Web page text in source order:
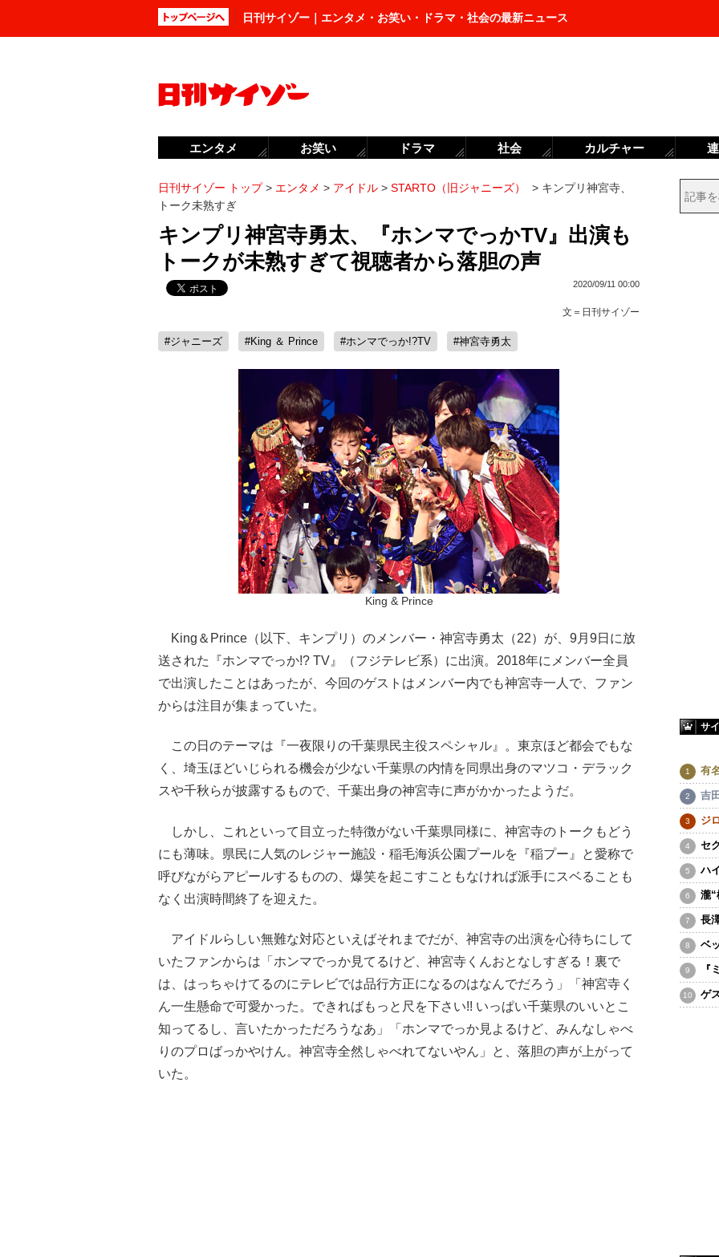
日刊サイゾー｜エンタメ・お笑い・ドラマ・社会の最新ニュース
日刊サイゾー トップ> エンタメ > アイドル > STARTO（旧ジャニーズ） > キンプリ神宮寺、
トーク未熟すぎ
キンプリ神宮寺勇太、『ホンマでっかTV』出演も
トークが未熟すぎて視聴者から落胆の声
2020/09/11 00:00
文＝ 日刊サイゾー
#ジャニーズ #King ＆ Prince #ホンマでっか!?TV #神宮寺勇太
King & Prince
King＆Prince（以下、キンプリ）のメンバー・神宮寺勇太（22）が、9月9日に放
送された『ホンマでっか!? TV』（フジテレビ系）に出演。2018年にメンバー全員
で出演したことはあったが、今回のゲストはメンバー内でも神宮寺一人で、ファン
からは注目が集まっていた。
この日のテーマは『一夜限りの千葉県民主役スペシャル』。東京ほど都会でもな
く、埼玉ほどいじられる機会が少ない千葉県の内情を同県出身のマツコ・デラック
スや千秋らが披露するもので、千葉出身の神宮寺に声がかかったようだ。
しかし、これといって目立った特徴がない千葉県同様に、神宮寺のトークもどう
にも薄味。県民に人気のレジャー施設・稲毛海浜公園プールを『稲プー』と愛称で
呼びながらアピールするものの、爆笑を起こすこともなければ派手にスベることも
なく出演時間終了を迎えた。
アイドルらしい無難な対応といえばそれまでだが、神宮寺の出演を心待ちにして
いたファンからは「ホンマでっか見てるけど、神宮寺くんおとなしすぎる！裏で
は、はっちゃけてるのにテレビでは品行方正になるのはなんでだろう」「神宮寺く
ん一生懸命で可愛かった。できればもっと尺を下さい!! いっぱい千葉県のいいとこ
知ってるし、言いたかっただろうなあ」「ホンマでっか見よるけど、みんなしゃべ
りのプロばっかやけん。神宮寺全然しゃべれてないやん」と、落胆の声が上がって
いた。
サ
有
吉
ジ
セ
ハ
瀧“
長
ベ
『
ゲ
エンタメ お笑い ドラマ 社会 カルチャー